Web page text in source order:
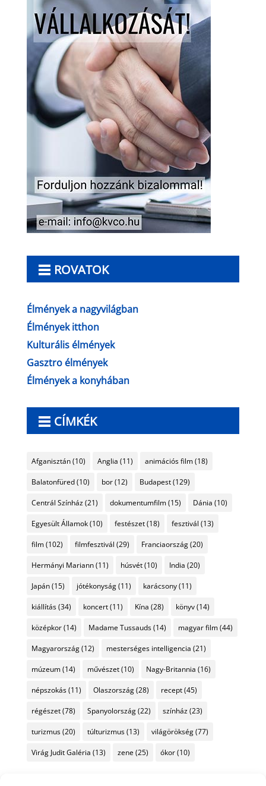
ROVATOK
Élmények a nagyvilágban
Élmények itthon
Kulturális élmények
Gasztro élmények
Élmények a konyhában
CÍMKÉK
Afganisztán(10) Anglia (11) animációs film(18)
Balatonfüred(10) bor(12) Budapest(129)
Centrál Színház(21) dokumentumfilm(15) Dánia (10)
Egyesült Államok(10) festészet(18) fesztivál (13)
film(102) filmfesztivál (29) Franciaország(20)
Hermányi Mariann(11) húsvét(10) India (20)
Japán(15) jótékonyság(11) karácsony(11)
kiállítás(34) koncert(11) Kína (28) könyv(14)
középkor(14) Madame Tussauds(14) magyar film(44)
Magyarország(12) mesterséges intelligencia (21)
múzeum(14) művészet(10) Nagy-Britannia (16)
népszokás(11) Olaszország(28) recept(45)
régészet(78) Spanyolország(22) színház(23)
turizmus(20) túlturizmus(13) világörökség(77)
Virág Judit Galéria (13) zene (25) ókor(10)